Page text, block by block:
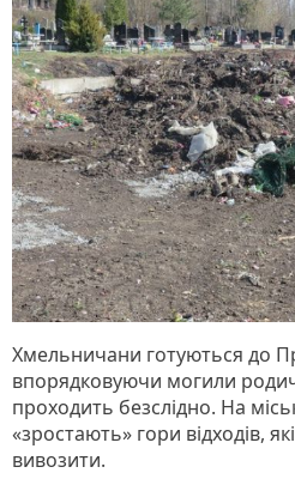
Хмельничани готуються до
впорядковуючи могили
проходить безслідно. На
«зростають» гори відходів,
вивозити.